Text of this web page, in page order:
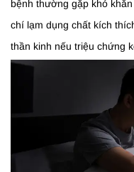
bệnh thường gặp khó
chí lạm dụng chất kích
thần kinh nếu triệu chứng